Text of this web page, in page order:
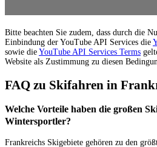
Bitte beachten Sie zudem, dass durch die
Einbindung der YouTube API Services die
sowie die YouTube API Services Terms
Website als Zustimmung zu diesen
FAQ zu Skifahren in
Welche Vorteile haben die großen
Wintersportler?
Frankreichs Skigebiete gehören zu den